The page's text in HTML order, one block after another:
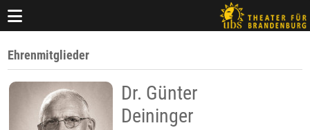
Ehrenmitglieder
Dr. Günter
Deininger